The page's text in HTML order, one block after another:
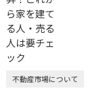
不動産市場について